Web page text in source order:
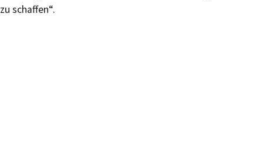
zu schaffen“.